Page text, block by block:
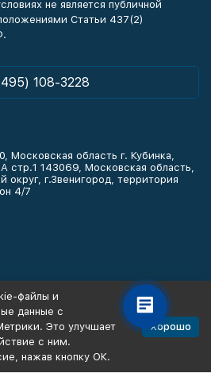
не является публичной
Статьи 437(2)
108-3228
Московская область г. Кубинка,
стр.1 143069, Московская область,
округ, г.Звенигород, территория
4/7
файлы и
данные с
Это улучшает
с ним.
нажав кнопку ОК.
Хорошо